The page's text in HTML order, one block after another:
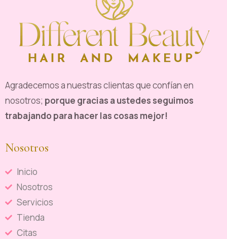
Agradecemos a nuestras clientas que confían en
nosotros; porque gracias a ustedes seguimos
trabajando para hacer las cosas mejor!
Nosotros
Inicio
Nosotros
Servicios
Tienda
Citas